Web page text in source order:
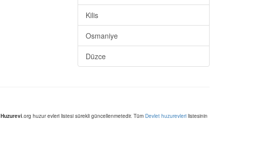
Kilis
Osmaniye
Düzce
Huzurevi.org huzur evleri listesi sürekli güncellenmetedir. Tüm Devlet huzurevleri listesinin